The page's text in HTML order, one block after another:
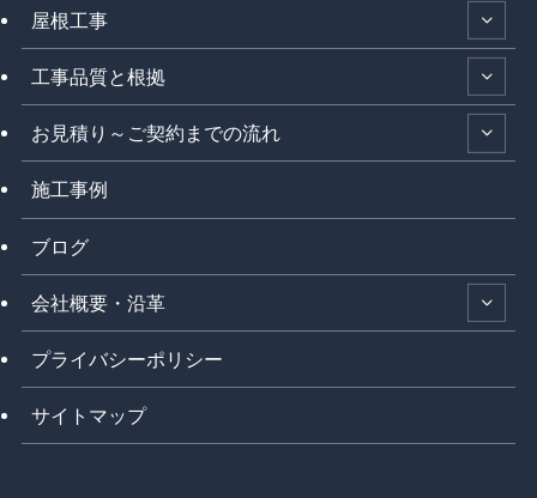
屋根工事
工事品質と根拠
お見積り～ご契約までの流れ
施工事例
ブログ
会社概要・沿革
プライバシーポリシー
サイトマップ